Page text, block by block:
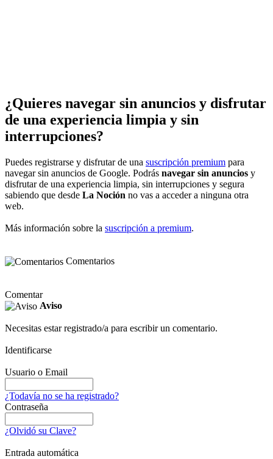
¿Quieres navegar sin anuncios y disfrutar
de una experiencia limpia y sin
interrupciones?
Puedes registrarse y disfrutar de una suscripción premium para
navegar sin anuncios de Google. Podrás navegar sin anuncios y
disfrutar de una experiencia limpia, sin interrupciones y segura
sabiendo que desde La Noción no vas a acceder a ninguna otra
web.
Más información sobre la suscripción a premium.
Comentarios
Comentar
Aviso
Necesitas estar registrado/a para escribir un comentario.
Identificarse
Usuario o Email
¿Todavía no se ha registrado?
Contraseña
¿Olvidó su Clave?
Entrada automática